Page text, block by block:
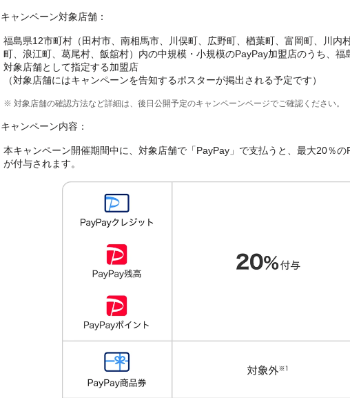
キャンペーン対象店舗：
福島県12市町村（田村市、南相馬市、川俣町、広野町、楢葉町、富岡町、川内
町、浪江町、葛尾村、飯舘村）内の中規模・小規模のPayPay加盟店のうち、福
対象店舗として指定する加盟店
（対象店舗にはキャンペーンを告知するポスターが掲出される予定です）
※ 対象店舗の確認方法など詳細は、後日公開予定のキャンペーンページでご確認ください。
キャンペーン内容：
本キャンペーン開催期間中に、対象店舗で「PayPay」で支払うと、最大20％の
が付与されます。